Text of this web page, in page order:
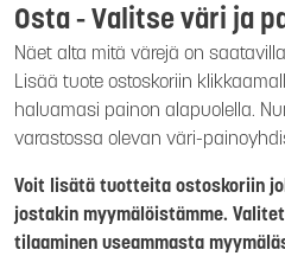
Osta - Valitse väri ja
Näet alta mitä värejä on
Lisää tuote ostoskoriin
haluamasi painon alapuolella.
varastossa olevan väri-
Voit lisätä tuotteita ostoskoriin
jostakin myymälöistämme.
tilaaminen useammasta